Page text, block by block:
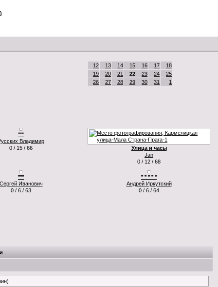
12 13 14 15 16 17
18
19
20 21 22 23 24
25
26
27 28 29 30 31 1
***
Владимир
0 / 15 / 66
Улица и часы
Jan
0 / 12 / 68
***
Сергей Иванович
0 / 6 / 63
* * * * *
Андрей Иркутский
0 / 6 / 64